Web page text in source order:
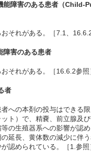
障害のある患者（Child-
それがある。［7.1、16.6.2
害のある患者
それがある。［16.6.2参照
者
への本剤の投与はできる
ト）で、精嚢、前立腺及
の生殖器系への影響が認
延長、黄体数の減少に伴
認められている。［1.参照